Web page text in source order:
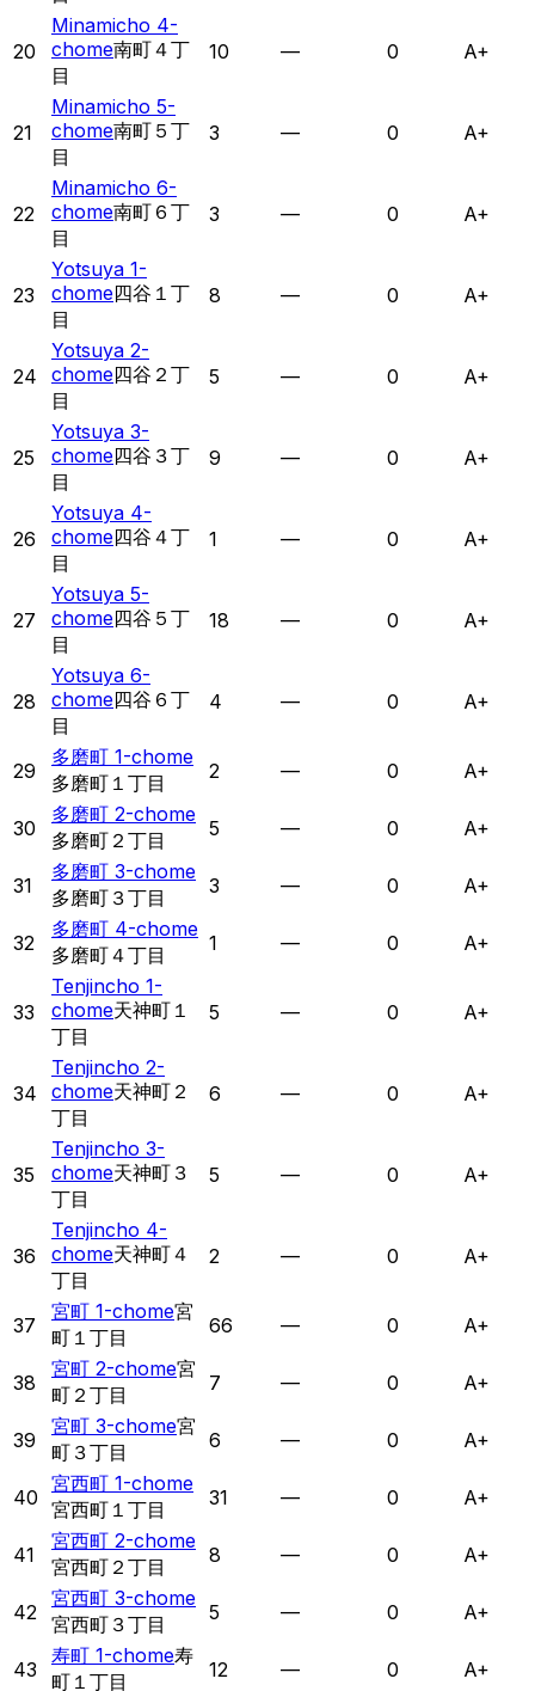
20
Minamicho 4-
chome南町４丁
目
10 — 0 A+
21
Minamicho 5-
chome南町５丁
目
3 — 0 A+
22
Minamicho 6-
chome南町６丁
目
3 — 0 A+
23
Yotsuya 1-
chome四谷１丁
目
8 — 0 A+
24
Yotsuya 2-
chome四谷２丁
目
5 — 0 A+
25
Yotsuya 3-
chome四谷３丁
目
9 — 0 A+
26
Yotsuya 4-
chome四谷４丁
目
1 — 0 A+
27
Yotsuya 5-
chome四谷５丁
目
18 — 0 A+
28
Yotsuya 6-
chome四谷６丁
目
4 — 0 A+
29
多磨町 1-chome
多磨町１丁目
2 — 0 A+
30
多磨町 2-chome
多磨町２丁目
5 — 0 A+
31
多磨町 3-chome
多磨町３丁目
3 — 0 A+
32
多磨町 4-chome
多磨町４丁目
1 — 0 A+
33
Tenjincho 1-
chome天神町１
丁目
5 — 0 A+
34
Tenjincho 2-
chome天神町２
丁目
6 — 0 A+
35
Tenjincho 3-
chome天神町３
丁目
5 — 0 A+
36
Tenjincho 4-
chome天神町４
丁目
2 — 0 A+
37
宮町 1-chome宮
町１丁目
66 — 0 A+
38
宮町 2-chome宮
町２丁目
7 — 0 A+
39
宮町 3-chome宮
町３丁目
6 — 0 A+
40
宮西町 1-chome
宮西町１丁目
31 — 0 A+
41
宮西町 2-chome
宮西町２丁目
8 — 0 A+
42
宮西町 3-chome
宮西町３丁目
5 — 0 A+
43
寿町 1-chome寿
町１丁目
12 — 0 A+